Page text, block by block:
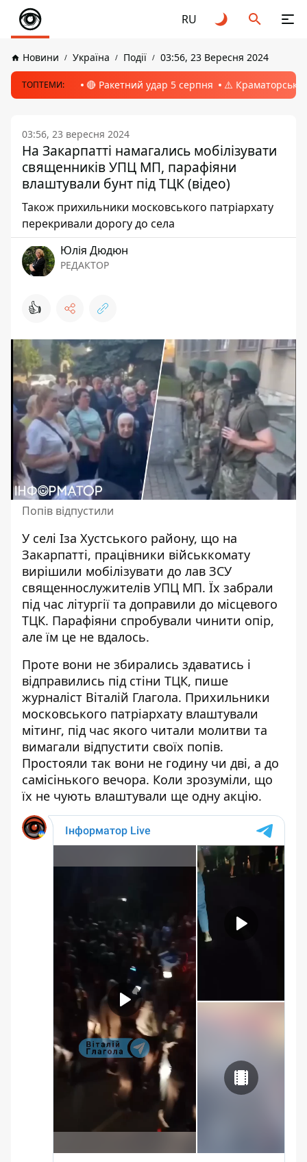
RU
Новини Україна Події 03:56, 23 Вересня 2024
ТОПТЕМИ: 🔴 Ракетний удар 5 серпня ⚠️ Краматорськ,
03:56, 23 вересня 2024
На Закарпатті намагались мобілізувати
священників УПЦ МП, парафіяни
влаштували бунт під ТЦК (відео)
Також прихильники московського патріархату
перекривали дорогу до села
Юлія Дюдюн
РЕДАКТОР
👍
Попів відпустили
У селі Іза Хустського району, що на
Закарпатті, працівники військкомату
вирішили мобілізувати до лав ЗСУ
священнослужителів УПЦ МП. Їх забрали
під час літургії та доправили до місцевого
ТЦК. Парафіяни спробували чинити опір,
але їм це не вдалось.
Проте вони не збирались здаватись і
відправились під стіни ТЦК, пише
журналіст Віталій Глагола. Прихильники
московського патріархату влаштували
мітинг, під час якого читали молитви та
вимагали відпустити своїх попів.
Простояли так вони не годину чи дві, а до
самісінького вечора. Коли зрозуміли, що
їх не чують влаштували ще одну акцію.